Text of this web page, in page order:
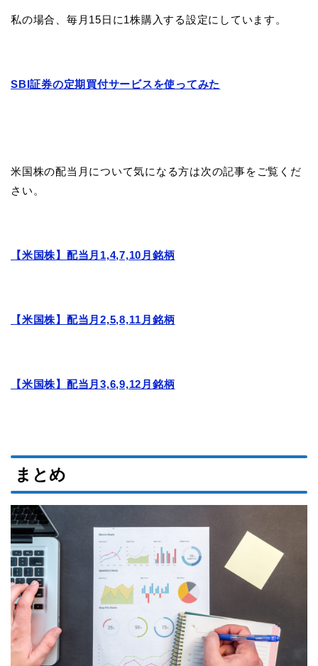
私の場合、毎月15日に1株購入する設定にしています。
SBI証券の定期買付サービスを使ってみた
米国株の配当月について気になる方は次の記事をご覧くだ
さい。
【米国株】配当月1,4,7,10月銘柄
【米国株】配当月2,5,8,11月銘柄
【米国株】配当月3,6,9,12月銘柄
まとめ